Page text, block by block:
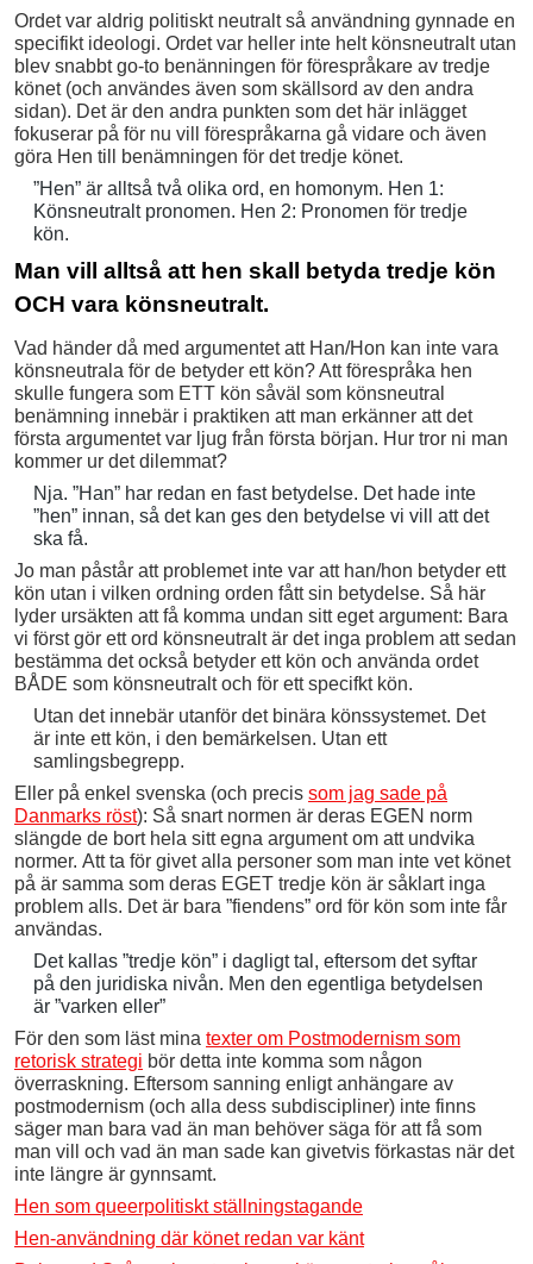
Ordet var aldrig politiskt neutralt så användning gynnade en
specifikt ideologi. Ordet var heller inte helt könsneutralt utan
blev snabbt go-to benänningen för förespråkare av tredje
könet (och användes även som skällsord av den andra
sidan). Det är den andra punkten som det här inlägget
fokuserar på för nu vill förespråkarna gå vidare och även
göra Hen till benämningen för det tredje könet.
”Hen” är alltså två olika ord, en homonym. Hen 1:
Könsneutralt pronomen. Hen 2: Pronomen för tredje
kön.
Man vill alltså att hen skall betyda tredje kön
OCH vara könsneutralt.
Vad händer då med argumentet att Han/Hon kan inte vara
könsneutrala för de betyder ett kön? Att förespråka hen
skulle fungera som ETT kön såväl som könsneutral
benämning innebär i praktiken att man erkänner att det
första argumentet var ljug från första början. Hur tror ni man
kommer ur det dilemmat?
Nja. ”Han” har redan en fast betydelse. Det hade inte
”hen” innan, så det kan ges den betydelse vi vill att det
ska få.
Jo man påstår att problemet inte var att han/hon betyder ett
kön utan i vilken ordning orden fått sin betydelse. Så här
lyder ursäkten att få komma undan sitt eget argument: Bara
vi först gör ett ord könsneutralt är det inga problem att sedan
bestämma det också betyder ett kön och använda ordet
BÅDE som könsneutralt och för ett specifkt kön.
Utan det innebär utanför det binära könssystemet. Det
är inte ett kön, i den bemärkelsen. Utan ett
samlingsbegrepp.
Eller på enkel svenska (och precis som jag sade på
Danmarks röst): Så snart normen är deras EGEN norm
slängde de bort hela sitt egna argument om att undvika
normer. Att ta för givet alla personer som man inte vet könet
på är samma som deras EGET tredje kön är såklart inga
problem alls. Det är bara ”fiendens” ord för kön som inte får
användas.
Det kallas ”tredje kön” i dagligt tal, eftersom det syftar
på den juridiska nivån. Men den egentliga betydelsen
är ”varken eller”
För den som läst mina texter om Postmodernism som
retorisk strategi bör detta inte komma som någon
överraskning. Eftersom sanning enligt anhängare av
postmodernism (och alla dess subdiscipliner) inte finns
säger man bara vad än man behöver säga för att få som
man vill och vad än man sade kan givetvis förkastas när det
inte längre är gynnsamt.
Hen som queerpolitiskt ställningstagande
Hen-användning där könet redan var känt